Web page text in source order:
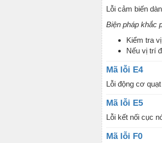
Lỗi cảm biến
Biện pháp khắc
Kiểm tra
Nếu vị trí
Mã lỗi E4
Lỗi động cơ
Mã lỗi E5
Lỗi kết nối cục
Mã lỗi F0